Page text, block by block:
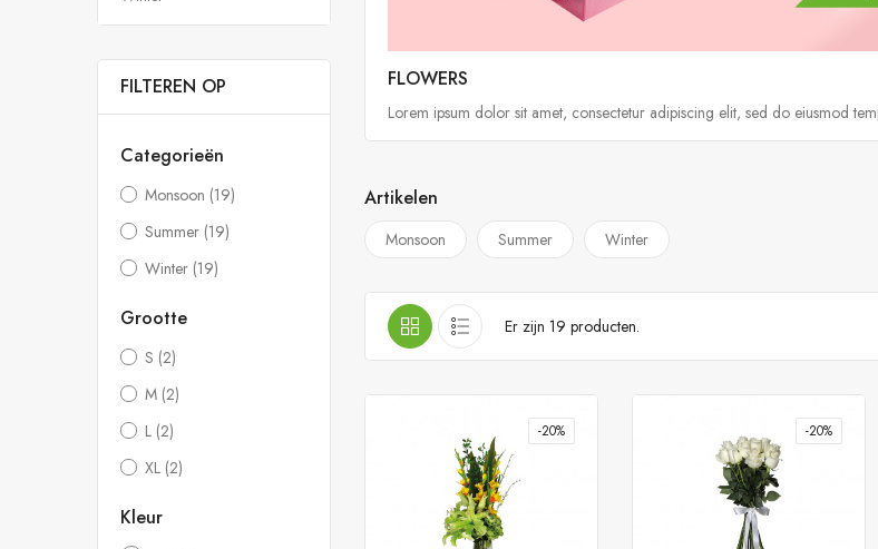
FILTEREN OP
Categorieën
Monsoon (19)
Summer (19)
Winter (19)
Grootte
S (2)
M (2)
L (2)
XL (2)
Kleur
FLOWERS
Lorem ipsum dolor sit amet, consectetur adipiscing elit, sed do eiusmod
Artikelen
Monsoon Summer Winter
Er zijn 19 producten.
-20% -20%